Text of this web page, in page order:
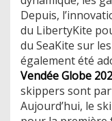
Depuis,
du LibertyKite
du SeaKite sur
également été
Vendée Globe
skippers sont
Aujourd’hui, le